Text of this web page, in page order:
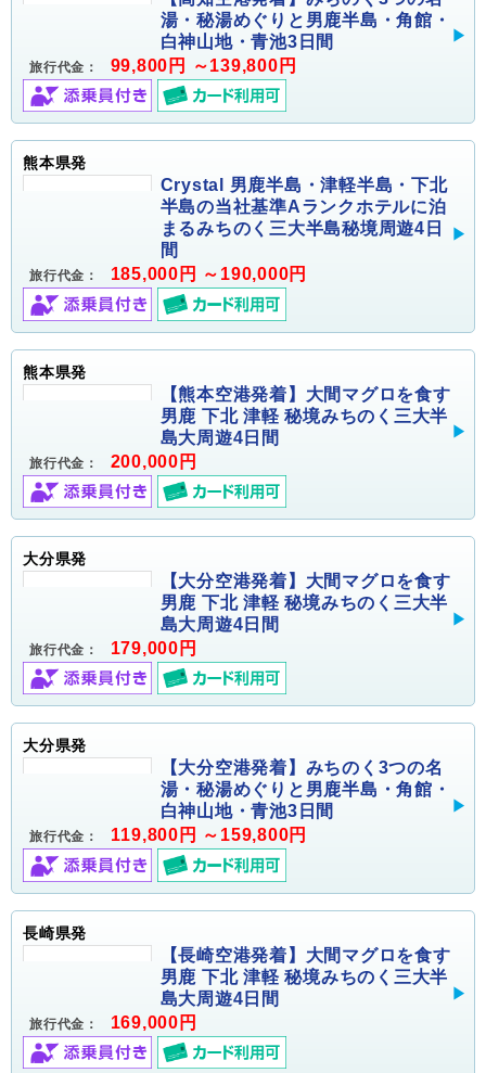
湯・秘湯めぐりと男鹿半島・角館・
白神山地・青池3日間
旅行代金： 99,800円 ～139,800円
熊本県発
Crystal 男鹿半島・津軽半島・下北
半島の当社基準Aランクホテルに泊
まるみちのく三大半島秘境周遊4日
間
旅行代金： 185,000円 ～190,000円
熊本県発
【熊本空港発着】大間マグロを食す
男鹿 下北 津軽 秘境みちのく三大半
島大周遊4日間
旅行代金： 200,000円
大分県発
【大分空港発着】大間マグロを食す
男鹿 下北 津軽 秘境みちのく三大半
島大周遊4日間
旅行代金： 179,000円
大分県発
【大分空港発着】みちのく3つの名
湯・秘湯めぐりと男鹿半島・角館・
白神山地・青池3日間
旅行代金： 119,800円 ～159,800円
長崎県発
【長崎空港発着】大間マグロを食す
男鹿 下北 津軽 秘境みちのく三大半
島大周遊4日間
旅行代金： 169,000円